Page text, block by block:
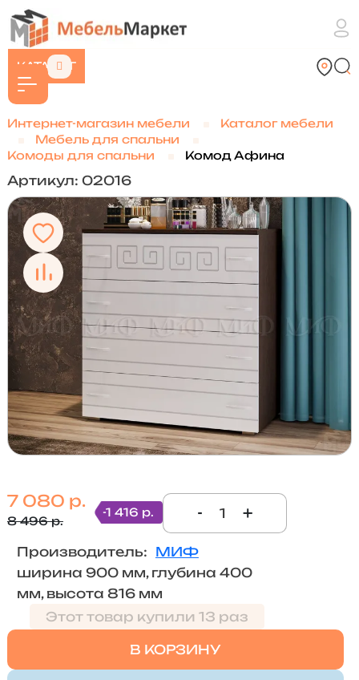
КАТАЛОГ
Интернет-магазин мебели
Каталог мебели
Мебель для спальни
Комоды для спальни
Комод Афина
Артикул: 02016
7 080 р.
8 496 р.
-1 416 р. - +
Производитель: МИФ
ширина 900 мм, глубина 400
мм, высота 816 мм
Этот товар купили 13 раз
В КОРЗИНУ